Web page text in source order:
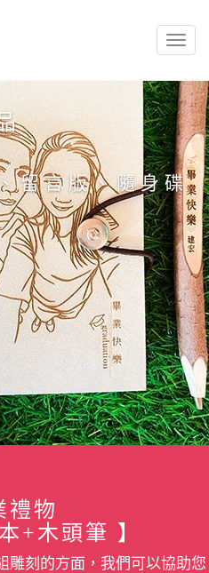
Toggle
留言版、隨身碟
禮物
+木頭筆 】
雕刻的方面，我們可以協助您